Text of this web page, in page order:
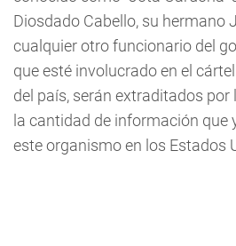
Diosdado Cabello, su hermano
cualquier otro funcionario del
que esté involucrado en el
del país, serán extraditados por
la cantidad de información que
este organismo en los Estados